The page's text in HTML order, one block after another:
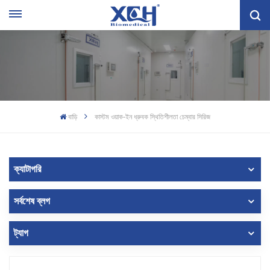
বাড়ি কাস্টম ওয়াক-ইন ধ্রুবক স্থিতিশীলতা চেম্বার সিরিজ
ক্যাটাগরি
সর্বশেষ ব্লগ
ট্যাগ